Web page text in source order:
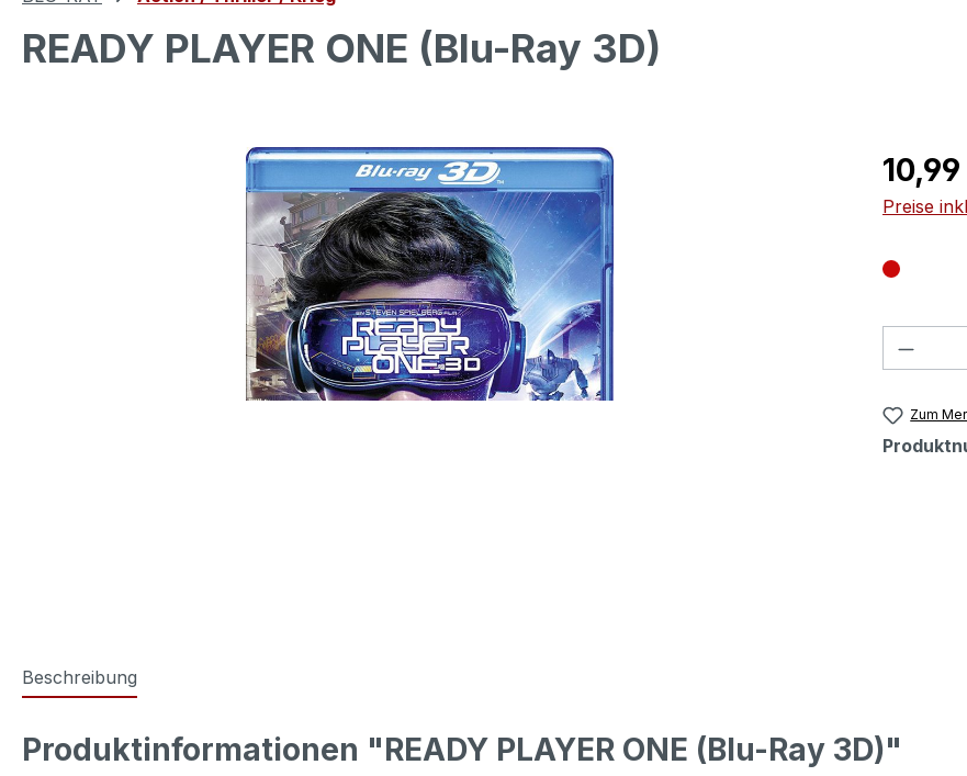
READY PLAYER ONE (Blu-Ray 3D)
Regulärer
Preise
Zum
Beschreibung
Produktinformationen "READY PLAYER ONE (Blu-Ray 3D)"